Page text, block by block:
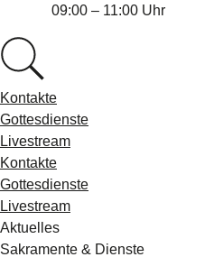
09:00 – 11:00 Uhr
Kontakte
Gottesdienste
Livestream
Kontakte
Gottesdienste
Livestream
Aktuelles
Sakramente & Dienste